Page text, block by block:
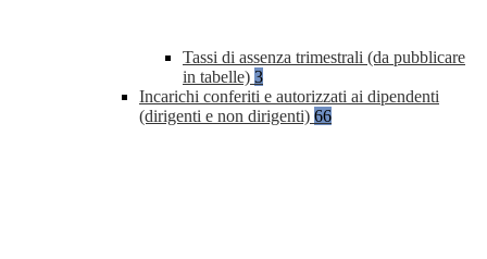
Tassi di assenza trimestrali (da pubblicare
in tabelle) 3
Incarichi conferiti e autorizzati ai dipendenti
(dirigenti e non dirigenti) 66